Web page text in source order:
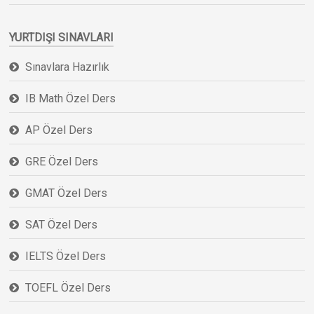
YURTDIŞI SINAVLARI
Sınavlara Hazırlık
IB Math Özel Ders
AP Özel Ders
GRE Özel Ders
GMAT Özel Ders
SAT Özel Ders
IELTS Özel Ders
TOEFL Özel Ders